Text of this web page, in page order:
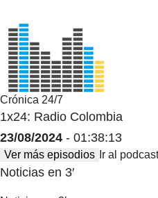
Crónica 24/7
1x24: Radio Colombia
23/08/2024 - 01:38:13
Ver más episodios Ir al podcast
Noticias en 3′